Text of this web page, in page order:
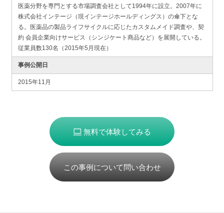
医薬分野を専門とする市場調査会社として1994年に設立。2007年に
株式会社インテージ（現インテージホールディングス）の傘下とな
る。医薬品の製品ライフサイクルに応じたカスタムメイド調査や、契
約 会員企業向けサービス（シンジケート商品など）を展開している。
従業員数130名（2015年5月現在）
事例公開日
2015年11月
無料で体験してみる
この事例について問い合わせ